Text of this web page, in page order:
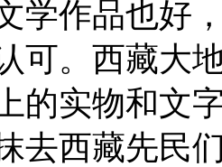
学作品也好
可。西藏大
的实物和文
去西藏先民